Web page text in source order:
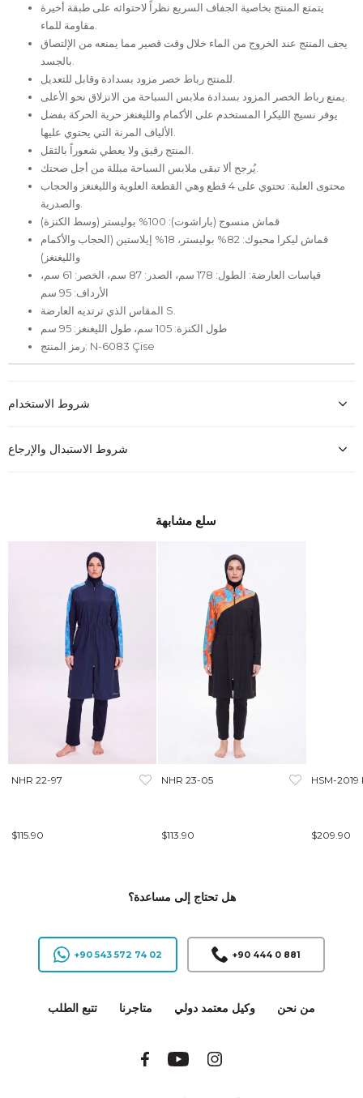
يتمتع المنتج بخاصية الجفاف السريع نظراً لاحتوائه على طبقة أخيرة
مقاومة للماء.
يجف المنتج عند الخروج من الماء خلال وقت قصير مما يمنعه من الإلتصاق
بالجسد.
للمنتج رباط خصر مزود بسدادة وقابل للتعديل.
يمنع رباط الخصر المزود بسدادة ملابس السباحة من الانزلاق نحو الأعلى.
يوفر نسيج الليكرا المستخدم على الأكمام والليغنغز حرية الحركة بفضل
الألياف المرنة التي يحتوي عليها.
المنتج رقيق ولا يعطي شعوراً بالثقل.
يُرجح ألا تبقى ملابس السباحة مبللة من أجل صحتك.
محتوى العلبة: تحتوي على 4 قطع وهي القطعة العلوية والليغنغز والحجاب
والصدرية.
قماش منسوج (باراشوت): 100% بوليستر (وسط الكنزة)
قماش ليكرا محبوك: 82% بوليستر، 18% إيلاستين (الحجاب والأكمام
والليغنغز)
قياسات العارضة: الطول: 178 سم، الصدر: 87 سم، الخصر: 61 سم،
الأرداف: 95 سم
المقاس الذي ترتديه العارضة S.
طول الكنزة: 105 سم، طول الليغنغز: 95 سم
رمز المنتج: N-6083 Çise
شروط الاستخدام
شروط الاستبدال والإرجاع
سلع مشابهة
NHR 22-97
$115.90
NHR 23-05
$113.90
HSM-2019
$209.90
هل تحتاج إلى مساعدة؟
+90 543 572 74 02 +90 444 0 881
تتبع الطلب متاجرنا وكيل معتمد دولي من نحن